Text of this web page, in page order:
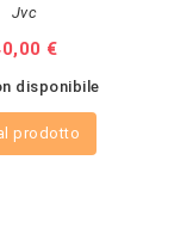
Jvc
€
disponibile
prodotto